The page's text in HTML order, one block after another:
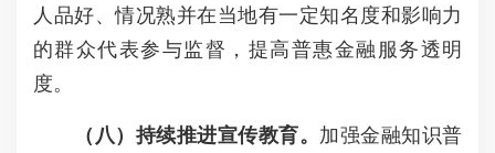
人品好、情况熟并在当地有一定知名度和影响力
的群众代表参与监督，提高普惠金融服务透明
度。
（八）持续推进宣传教育。 加强金融知识普